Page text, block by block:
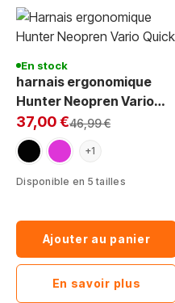
En stock
harnais ergonomique
Hunter Neopren Vario
Quick pour chien
Exclu Web:
37,00 €Prix normal
46,99 €
noir
framboise
+1
Disponible en 5 tailles
Ajouter au panier
En savoir plus